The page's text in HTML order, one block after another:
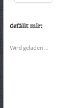
Gefällt mir:
Wird geladen …